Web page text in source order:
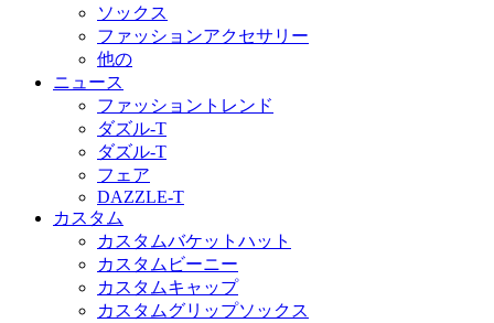
ソックス
ファッションアクセサリー
他の
ニュース
ファッショントレンド
ダズル-T
ダズル-T
フェア
DAZZLE-T
カスタム
カスタムバケットハット
カスタムビーニー
カスタムキャップ
カスタムグリップソックス